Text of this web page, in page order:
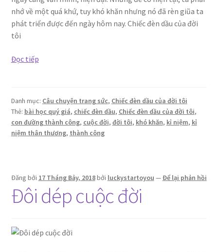
nhớ về một quá khứ, tuy khó khăn nhưng nó đã rèn giũa ta
phát triển được đến ngày hôm nay. Chiếc đèn dầu của đời
tôi
Đọc tiếpChiếc
đời
tôi
Danh mục: Câu chuyện trang sức, Chiếc đèn dầu của đời tôi
Thẻ: bài học quý giá, chiếc đèn dầu, Chiếc đèn dầu của đời tôi,
con đường thành công, cuộc đời, đời tôi, khó khăn, kỉ niệm, kỉ
niệm thân thương, thành công
Đăng bởi 17 Tháng Bảy, 2018bởi luckystartoyou —Để lại phản hồi
Đôi dép cuộc đời